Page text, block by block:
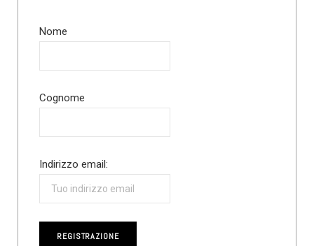
Nome
Cognome
Indirizzo email: